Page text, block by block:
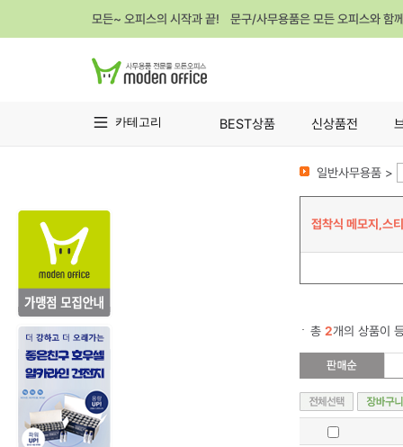
모든~ 오피스의 시작과 끝! 문구/사무용품은 모든 오피스와 함
카테고리 BEST상품 신상품전
일반사무용품 >
접착식 메모지,스
총 2개의 상품이